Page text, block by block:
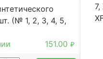
7,
(№ 1, 2, 3, 4, 5,
151.00₽